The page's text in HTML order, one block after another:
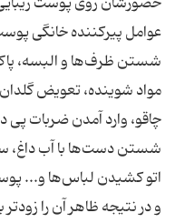
شستن ظرف‌ها و البسه،
مواد شوینده، تعویض
چاقو، وارد آمدن ضربات
شستن دست‌ها با آب
اتو کشیدن لباس‌ها و...
و در نتیجه ظاهر آن را